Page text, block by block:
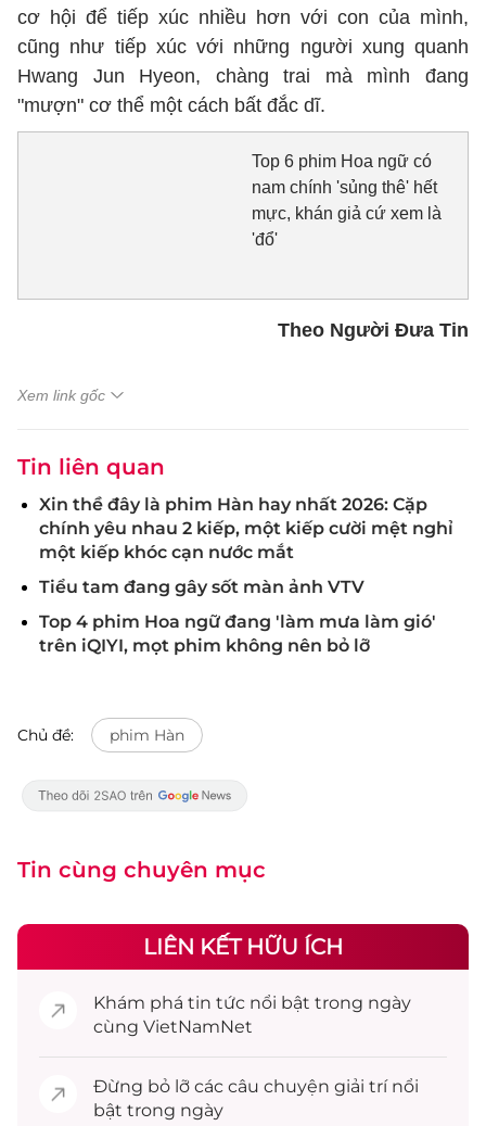
cơ hội để tiếp xúc nhiều hơn với con của mình,
cũng như tiếp xúc với những người xung quanh
Hwang Jun Hyeon, chàng trai mà mình đang
"mượn" cơ thể một cách bất đắc dĩ.
Top 6 phim Hoa ngữ có
nam chính 'sủng thê' hết
mực, khán giả cứ xem là
'đổ'
Theo Người Đưa Tin
Xem link gốc
Tin liên quan
Xin thề đây là phim Hàn hay nhất 2026: Cặp
chính yêu nhau 2 kiếp, một kiếp cười mệt nghỉ
một kiếp khóc cạn nước mắt
Tiểu tam đang gây sốt màn ảnh VTV
Top 4 phim Hoa ngữ đang 'làm mưa làm gió'
trên iQIYI, mọt phim không nên bỏ lỡ
Chủ đề: phim Hàn
Tin cùng chuyên mục
LIÊN KẾT HỮU ÍCH
Khám phá tin tức nổi bật trong ngày
cùng VietNamNet
Đừng bỏ lỡ các câu chuyện giải trínổi
bật trong ngày